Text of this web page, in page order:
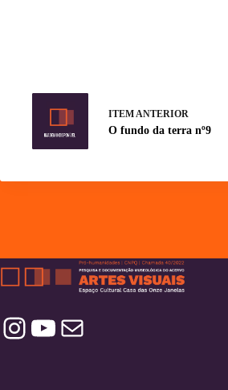
ITEM ANTERIOR
O fundo da terra nº9
Instagram YouTube Contatos